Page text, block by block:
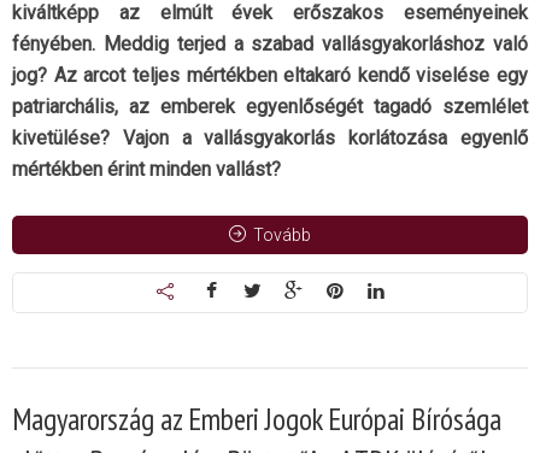
kiváltképp az elmúlt évek erőszakos eseményeinek
fényében. Meddig terjed a szabad vallásgyakorláshoz való
jog? Az arcot teljes mértékben eltakaró kendő viselése egy
patriarchális, az emberek egyenlőségét tagadó szemlélet
kivetülése? Vajon a vallásgyakorlás korlátozása egyenlő
mértékben érint minden vallást?
Tovább
Magyarország az Emberi Jogok Európai Bírósága